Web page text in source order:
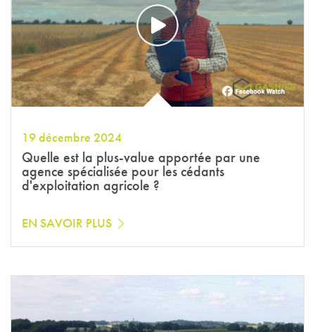
19 décembre 2024
Quelle est la plus-value apportée par une
agence spécialisée pour les cédants
d'exploitation agricole ?
EN SAVOIR PLUS